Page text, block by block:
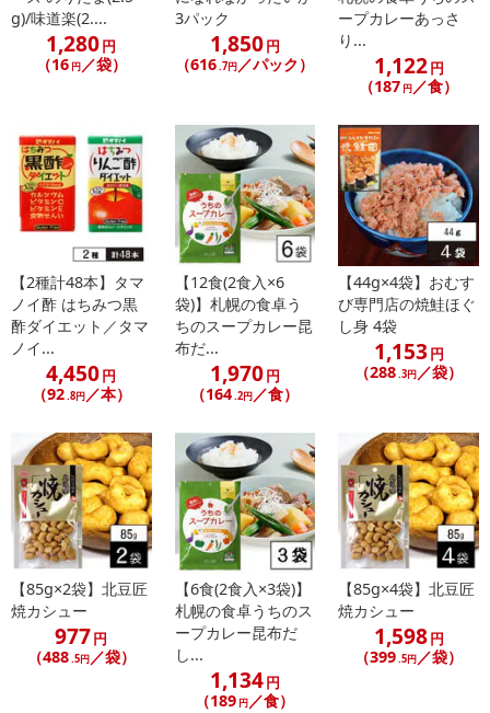
g)/味道楽(2....
1,280円
（16 円／袋）
3パック
1,850円
（616.7円／パック）
ープカレーあっさ
り...
1,122円
（187 円／食）
【2種計48本】タマ
ノイ酢 はちみつ黒
酢ダイエット／タマ
ノイ...
4,450円
（92 .8円／本）
【12食(2食入×6
袋)】札幌の食卓う
ちのスープカレー昆
布だ...
1,970円
（164 .2円 ／食）
【44g×4袋】おむす
び専門店の焼鮭ほぐ
し身 4袋
1,153円
（288 .3円 ／袋）
【85g×2袋】北豆匠
焼カシュー
977円
（488.5円／袋）
【6食(2食入×3袋)】
札幌の食卓うちのス
ープカレー昆布だ
し...
1,134円
（189 円／食）
【85g×4袋】北豆匠
焼カシュー
1,598円
（399.5円／袋）